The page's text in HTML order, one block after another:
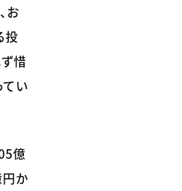
お
投
惜
い
億
円か